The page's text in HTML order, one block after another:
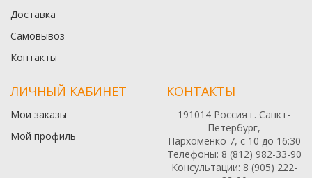
Доставка
Самовывоз
Контакты
ЛИЧНЫЙ КАБИНЕТ
Мои заказы
Мой профиль
КОНТАКТЫ
191014 Россия г. Санкт-
Петербург,
Пархоменко 7, с 10 до 16:30
Телефоны: 8 (812) 982-33-90
Консультации: 8 (905) 222-